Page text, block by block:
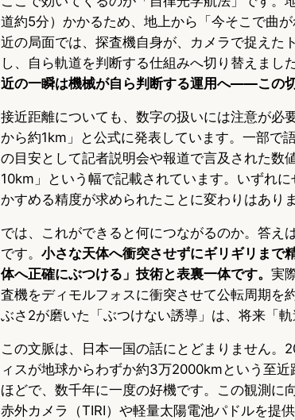
道約5分）かかるため、地上から「今そこで曲
近の局面では、探査機自身が、カメラで捉えた
し、自ら軌道を判断する仕組みへ切り替えました
近の一瞬は機械が自ら判断する運用へ——この
接近距離についても、数字の扱いには注意が必
から約1km」と公式に発表しています。一部で
の目安として記者説明会や報道で言及された数
10km」という幅で記載されています。いずれ
かすめる精度が求められたことに変わりはありま
では、これができると何につながるのか。答え
です。 小さな天体へ衝突させずにギリギリまで
体へ正確にぶつける」技術と表裏一体です。 実
査機をディモルフォスに衝突させて公転周期を
ぶさ2が磨いた「ぶつけない誘導」は、将来「
この文脈は、日本一国の話にとどまりません
ィスが地球からわずか約3万2000kmという至
ほどで、数千年に一度の好機です。この観測に
赤外カメラ（TIRI）や軽量太陽電池パドルを提